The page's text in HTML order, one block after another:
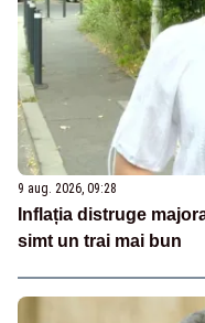
9 aug. 2026, 09:28
Inflația distruge
simt un trai mai bun